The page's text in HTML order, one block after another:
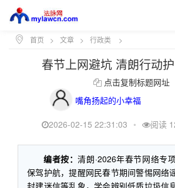
首页 > 文章 > 行政类 >
春节上网避坑 清朗行动
点击复制标题网址
嘴角扬起的小幸福
2026-02-15 22:31:03 • 阅读
编者按：清朗·2026年春节网络专
保驾护航，提醒网民春节期间警惕网络
封建迷信等乱象，学会辨别低质垃圾信